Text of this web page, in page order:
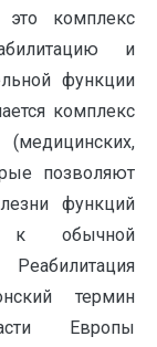
комплекс
и
функции
комплекс
позволяют
функций
обычной
термин
Европы